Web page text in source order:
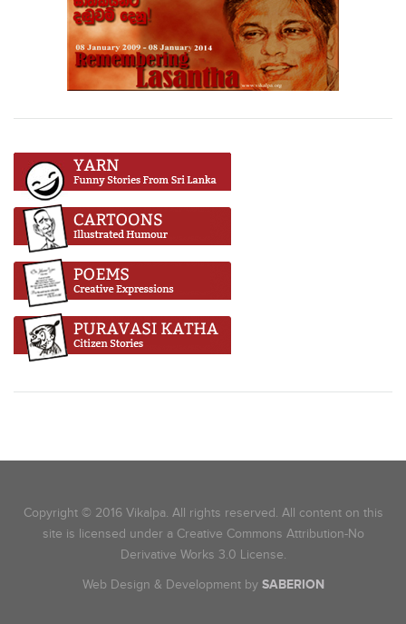
Copyright © 2016 Vikalpa. All rights reserved. All content on this
site is licensed under a Creative Commons Attribution-No
Derivative Works 3.0 License.
Web Design & Development by SABERION